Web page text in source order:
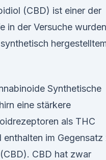
(CBD) ist einer der
in der Versuche wurden
Synthetische
eine stärkere
als THC
im Gegensatz
CBD hat zwar